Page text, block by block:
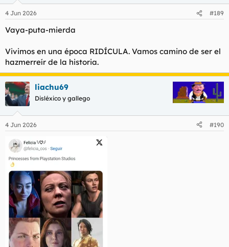
e
:
4 Jun 2026 #189
Vaya-puta-mierda
Vivimos en una época RIDÍCULA. Vamos camino de ser el
hazmerreír de la historia.
liachu69
Disléxico y gallego
4 Jun 2026 #190